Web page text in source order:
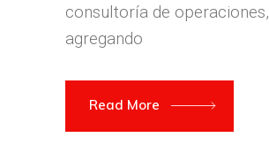
consultoría de operaciones,
agregando
Read More